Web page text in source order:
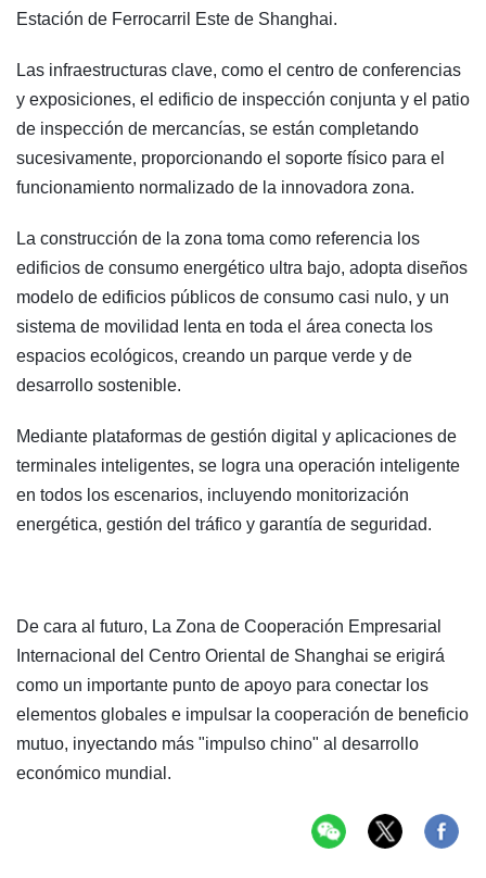
Estación de Ferrocarril Este de Shanghai.
Las infraestructuras clave, como el centro de conferencias
y exposiciones, el edificio de inspección conjunta y el patio
de inspección de mercancías, se están completando
sucesivamente, proporcionando el soporte físico para el
funcionamiento normalizado de la innovadora zona.
La construcción de la zona toma como referencia los
edificios de consumo energético ultra bajo, adopta diseños
modelo de edificios públicos de consumo casi nulo, y un
sistema de movilidad lenta en toda el área conecta los
espacios ecológicos, creando un parque verde y de
desarrollo sostenible.
Mediante plataformas de gestión digital y aplicaciones de
terminales inteligentes, se logra una operación inteligente
en todos los escenarios, incluyendo monitorización
energética, gestión del tráfico y garantía de seguridad.
De cara al futuro, La Zona de Cooperación Empresarial
Internacional del Centro Oriental de Shanghai se erigirá
como un importante punto de apoyo para conectar los
elementos globales e impulsar la cooperación de beneficio
mutuo, inyectando más "impulso chino" al desarrollo
económico mundial.